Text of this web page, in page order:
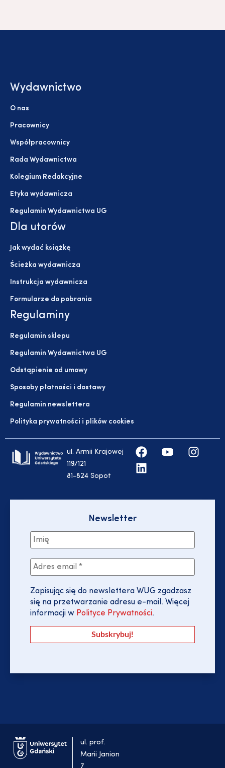
Wydawnictwo
O nas
Pracownicy
Współpracownicy
Rada Wydawnictwa
Kolegium Redakcyjne
Etyka wydawnicza
Regulamin Wydawnictwa UG
Dla utorów
Jak wydać książkę
Ścieżka wydawnicza
Instrukcja wydawnicza
Formularze do pobrania
Regulaminy
Regulamin sklepu
Regulamin Wydawnictwa UG
Odstąpienie od umowy
Sposoby płatności i dostawy
Regulamin newslettera
Polityka prywatności i plików cookies
ul. Armii Krajowej
119/121
81-824 Sopot
Newsletter
Zapisując się do newslettera WUG zgadzasz
się na przetwarzanie adresu e-mail. Więcej
informacji w Polityce Prywatności.
ul. prof.
Marii Janion